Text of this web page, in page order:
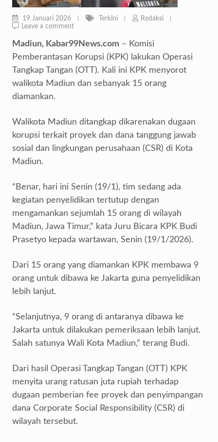
19 Januari 2026 Terkini
Redaksi
Leave a comment
Madiun, Kabar99News.com – Komisi
Pemberantasan Korupsi (KPK) lakukan Operasi
Tangkap Tangan (OTT). Kali ini KPK menyorot
walikota Madiun dan sebanyak 15 orang
diamankan.
Walikota Madiun ditangkap dikarenakan dugaan
korupsi terkait proyek dan dana tanggung jawab
sosial dan lingkungan perusahaan (CSR) di Kota
Madiun.
“Benar, hari ini Senin (19/1), tim sedang ada
kegiatan penyelidikan tertutup dengan
mengamankan sejumlah 15 orang di wilayah
Madiun, Jawa Timur,” kata Juru Bicara KPK Budi
Prasetyo kepada wartawan, Senin (19/1/2026).
Dari 15 orang yang diamankan KPK membawa 9
orang untuk dibawa ke Jakarta guna penyelidikan
lebih lanjut.
“Selanjutnya, 9 orang di antaranya dibawa ke
Jakarta untuk dilakukan pemeriksaan lebih lanjut.
Salah satunya Wali Kota Madiun,” terang Budi.
Dari hasil Operasi Tangkap Tangan (OTT) KPK
menyita urang ratusan juta rupiah terhadap
dugaan pemberian fee proyek dan penyimpangan
dana Corporate Social Responsibility (CSR) di
wilayah tersebut.